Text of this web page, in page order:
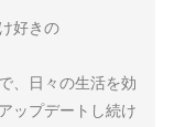
好きの
、日々の生活を効
ップデートし続け